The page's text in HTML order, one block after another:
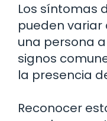
Los síntomas
pueden
una persona
signos
la presencia
Reconocer